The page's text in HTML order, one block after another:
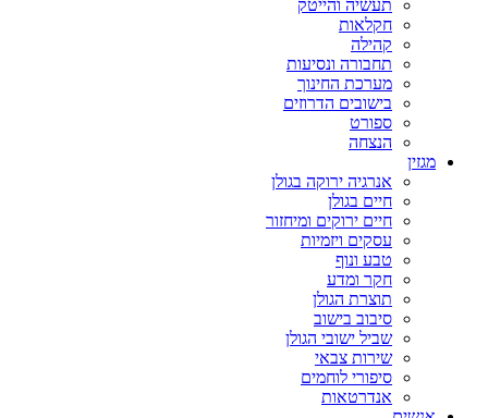
תעשיה והייטק
חקלאות
קהילה
תחבורה ונסיעות
מערכת החינוך
בישובים הדרוזים
ספורט
הנצחה
מגזין
אנרגיה ירוקה בגולן
חיים בגולן
חיים ירוקים ומיחזור
עסקים ויזמיות
טבע ונוף
חקר ומדע
תוצרת הגולן
סיבוב בישוב
שביל ישובי הגולן
שירות צבאי
סיפורי לוחמים
אנדרטאות